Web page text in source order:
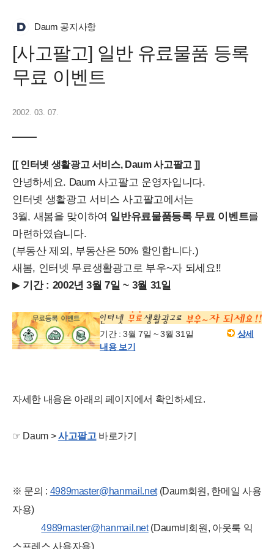
Daum 공지사항
[사고팔고] 일반 유료물품 등록
무료 이벤트
2002. 03. 07.
[[ 인터넷 생활광고 서비스, Daum 사고팔고 ]]
안녕하세요. Daum 사고팔고 운영자입니다.
인터넷 생활광고 서비스 사고팔고에서는
3월, 새봄을 맞이하여 일반유료물품등록 무료 이벤트를
마련하였습니다.
(부동산 제외, 부동산은 50% 할인합니다.)
새봄, 인터넷 무료생활광고로 부우~자 되세요!!
▶ 기간 : 2002년 3월 7일 ~ 3월 31일
기간 : 3월 7일 ~ 3월 31일
상세
내용 보기
자세한 내용은 아래의 페이지에서 확인하세요.
☞ Daum >사고팔고 바로가기
※ 문의 : 4989master@hanmail.net(Daum회원, 한메일 사용
자용)
4989master@hanmail.net (Daum비회원, 아웃룩 익
스프레스 사용자용)